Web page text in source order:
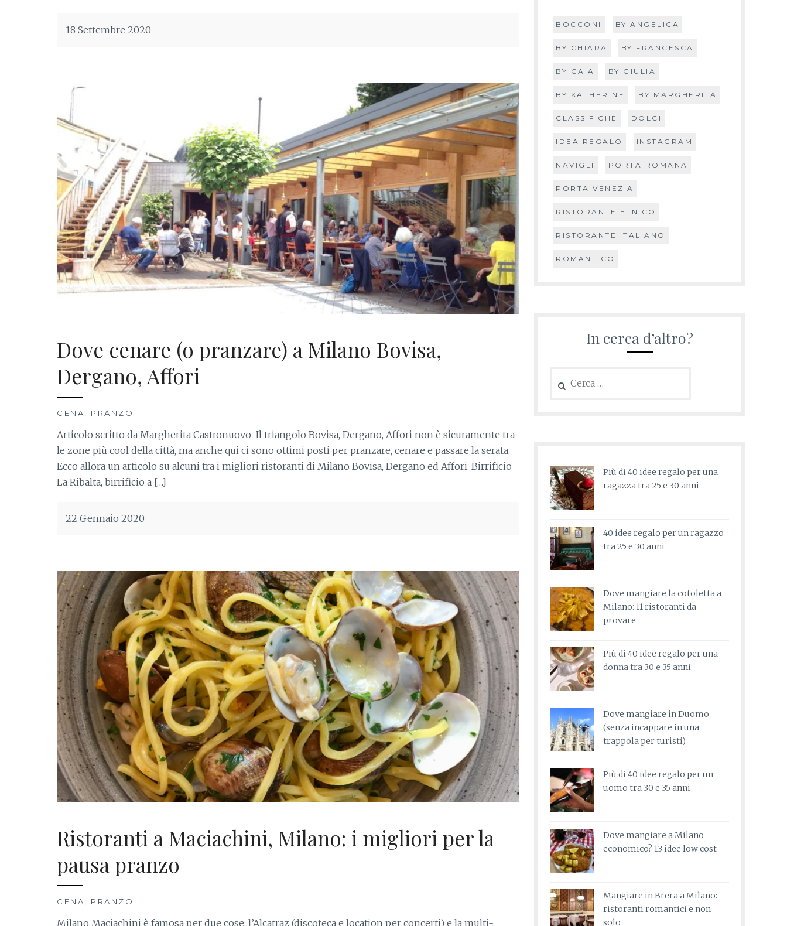
18 Settembre 2020
Dove cenare (o pranzare) a Milano Bovisa,
Dergano, Affori
CENA PRANZO
Articolo scritto da Margherita Castronuovo Il triangolo Bovisa, Dergano, Affori non è sicuramente tra
le zone più cool della città, ma anche qui ci sono ottimi posti per pranzare, cenare e passare la serata.
Ecco allora un articolo su alcuni tra i migliori ristoranti di Milano Bovisa, Dergano ed Affori. Birrificio
La Ribalta, birrificio a […]
22 Gennaio 2020
Ristoranti a Maciachini, Milano: i migliori per la
pausa pranzo
CENA PRANZO
Milano Maciachini è famosa per due cose: l’Alcatraz (discoteca e location per concerti) e la multi-
BOCCONI BY ANGELICA
BY CHIARA BY FRANCESCA
BY GAIA BY GIULIA
BY KATHERINE BY MARGHERITA
CLASSIFICHE DOLCI
IDEA REGALO INSTAGRAM
NAVIGLI PORTA ROMANA
PORTA VENEZIA
RISTORANTE ETNICO
RISTORANTE ITALIANO
ROMANTICO
In cerca d’altro?
per:
Più di 40 idee regalo per una
ragazza tra 25 e 30 anni
40 idee regalo per un ragazzo
tra 25 e 30 anni
Dove mangiare la cotoletta a
Milano: 11 ristoranti da
provare
Più di 40 idee regalo per una
donna tra 30 e 35 anni
Dove mangiare in Duomo
(senza incappare in una
trappola per turisti)
Più di 40 idee regalo per un
uomo tra 30 e 35 anni
Dove mangiare a Milano
economico? 13 idee low cost
Mangiare in Brera a Milano:
ristoranti romantici e non
solo